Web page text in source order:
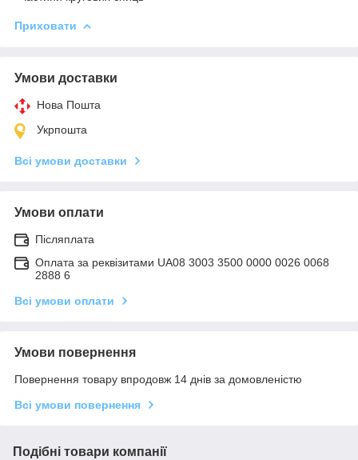
Приховати
Умови доставки
Нова Пошта
Укрпошта
Всі умови доставки
Умови оплати
Післяплата
Оплата за реквізитами UA08 3003 3500 0000 0026 0068
2888 6
Всі умови оплати
Умови повернення
Повернення товару впродовж 14 днів за домовленістю
Всі умови повернення
Подібні товари компанії